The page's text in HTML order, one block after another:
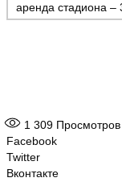
аренда стадиона –
1 309 Просмотров
Facebook
Twitter
Вконтакте